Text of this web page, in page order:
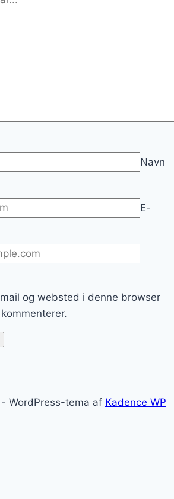
Navn
E-
og websted i denne browser
WordPress-tema af Kadence WP